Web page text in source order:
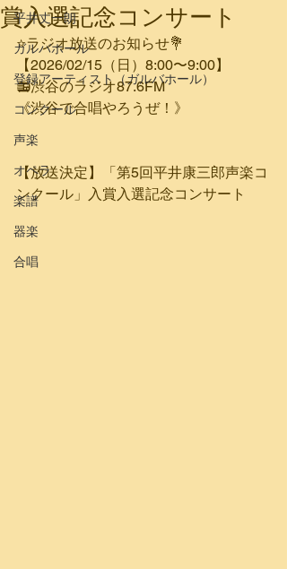
平井丈一朗
ガルバホール
登録アーティスト（ガルバホール）
コンクール
声楽
オペラ
楽譜
器楽
合唱
賞入選記念コンサート
⭐️ラジオ放送のお知らせ💐
【2026/02/15（日）8:00〜9:00】
📻渋谷のラジオ87.6FM
《渋谷で合唱やろうぜ！》
【放送決定】「第5回平井康三郎声楽コ
ンクール」入賞入選記念コンサート